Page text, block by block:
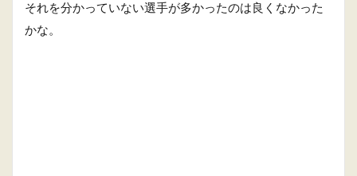
それを分かっていない選手が多かったのは良くなかった
かな。